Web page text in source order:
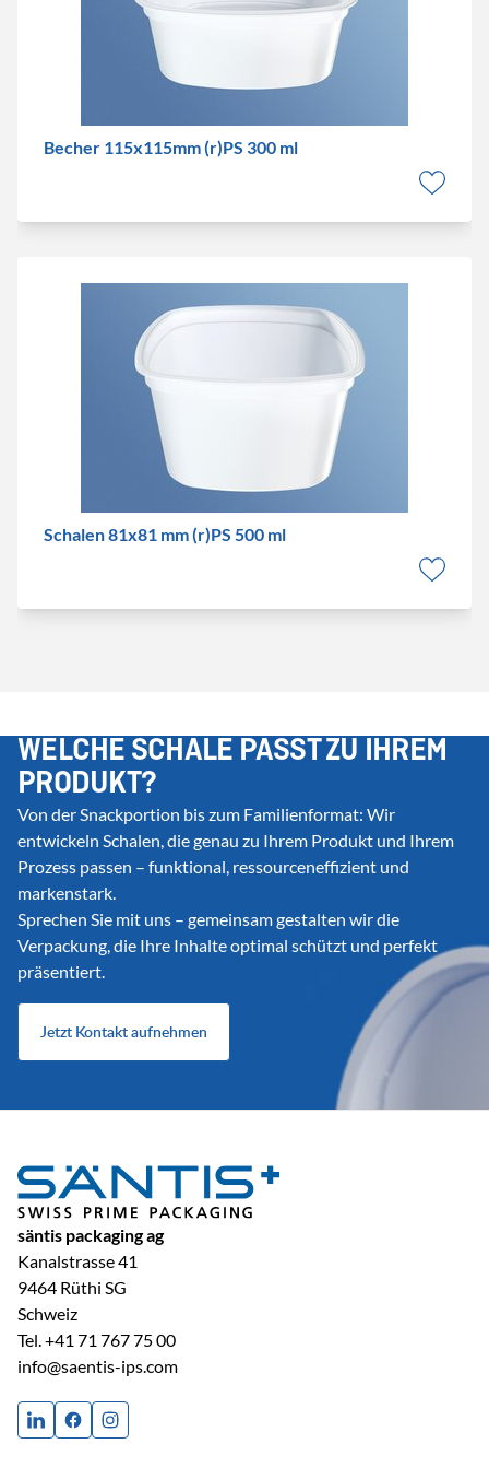
Becher 115x115mm (r)PS 300 ml
Schalen 81x81 mm (r)PS 500 ml
WELCHE SCHALE PASST ZU IHREM
PRODUKT?
Von der Snackportion bis zum Familienformat: Wir
entwickeln Schalen, die genau zu Ihrem Produkt und Ihrem
Prozess passen – funktional, ressourceneffizient und
markenstark.
Sprechen Sie mit uns – gemeinsam gestalten wir die
Verpackung, die Ihre Inhalte optimal schützt und perfekt
präsentiert.
Jetzt Kontakt aufnehmen
säntis packaging ag
Kanalstrasse 41
9464 Rüthi SG
Schweiz
Tel.+41 71 767 75 00
info@saentis-ips.com